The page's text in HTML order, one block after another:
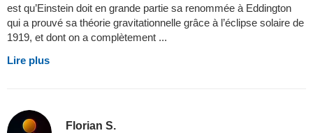
est qu’Einstein doit en grande partie sa renommée à Eddington
qui a prouvé sa théorie gravitationnelle grâce à l’éclipse solaire de
1919, et dont on a complètement ...
Lire plus
Florian S.